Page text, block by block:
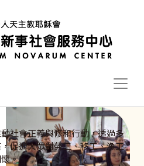
社會正義與修和行動，透過多
促進大眾對勞工、移工、漁工
。